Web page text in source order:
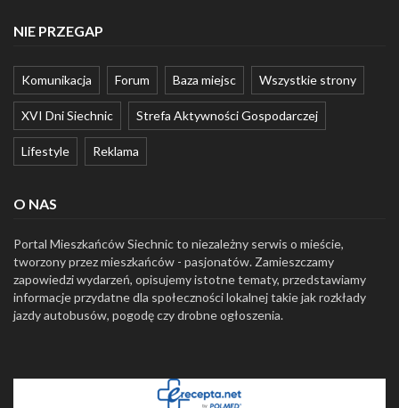
NIE PRZEGAP
Komunikacja Forum Baza miejsc Wszystkie strony
XVI Dni Siechnic Strefa Aktywności Gospodarczej
Lifestyle Reklama
O NAS
Portal Mieszkańców Siechnic to niezależny serwis o mieście,
tworzony przez mieszkańców - pasjonatów. Zamieszczamy
zapowiedzi wydarzeń, opisujemy istotne tematy, przedstawiamy
informacje przydatne dla społeczności lokalnej takie jak rozkłady
jazdy autobusów, pogodę czy drobne ogłoszenia.